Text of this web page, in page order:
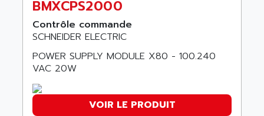
ALIMENTATION
IRT
TPD32
SIMATIC S5-95F
ANSELL
ANSMANN
ANSYCO
ANTEC
ANTEK INSTRUMENTS
BMXCPS2000
Contrôle commande
SCHNEIDER ELECTRIC
POWER SUPPLY MODULE X80 - 100.240
VAC 20W
VOIR LE PRODUIT